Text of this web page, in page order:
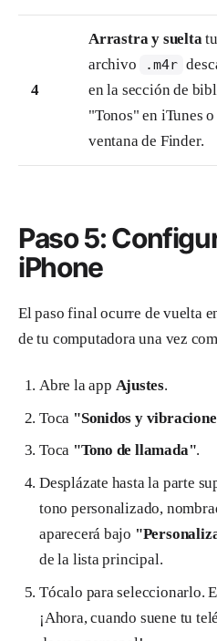
4
Arrastra y suelta tu
archivo
.m4r
en la sección de
"Tonos" en iTunes o
ventana de Finder.
Paso 5:
iPhone
El paso final ocurre de vuelta
de tu computadora una vez
Abre la app Ajustes.
Toca "Sonidos y
Toca "Tono de llamada".
Desplázate hasta la parte
tono personalizado,
aparecerá bajo
de la lista principal.
Tócalo para seleccionarlo.
¡Ahora, cuando suene tu